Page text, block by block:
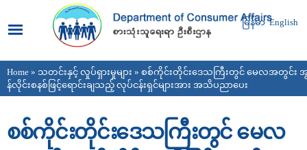
main
content
မြန်မာ English
You are here
Home » သတင်းနှင့် လှုပ်ရှားမှုများ » စစ်ကိုင်းတိုင်းဒေသကြီးတွင် မေလအတွင်း
န်လိုင်းစနစ်ဖြင့်ရောင်းချသည့် လုပ်ငန်းရှင်များအား အသိပညာပေး
စစ်ကိုင်းတိုင်းဒေသကြီးတွင် မေလ